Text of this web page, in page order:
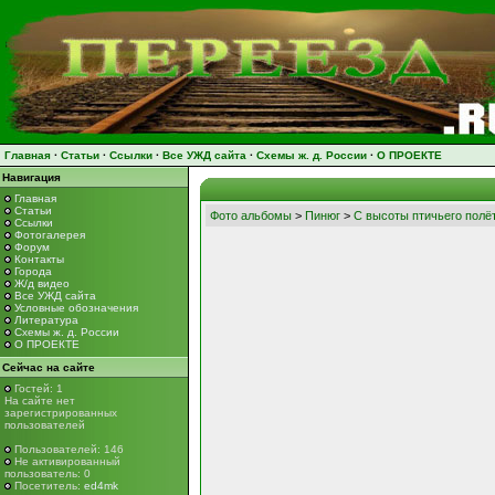
Главная · Статьи · Ссылки · Все УЖД сайта · Схемы ж. д. России · О ПРОЕКТЕ
Навигация
Главная
Статьи
Ссылки
Фотогалерея
Форум
Контакты
Города
Ж/д видео
Все УЖД сайта
Условные обозначения
Литература
Схемы ж. д. России
О ПРОЕКТЕ
Сейчас на сайте
Гостей: 1
На сайте нет
зарегистрированных
пользователей
Пользователей: 146
Не активированный
пользователь: 0
Посетитель: ed4mk
Фото альбомы > Пинюг > С высоты птичьего